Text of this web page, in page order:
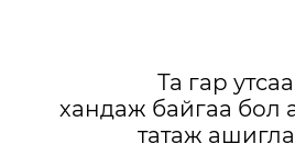
Та гар
хандаж байгаа бол
татаж